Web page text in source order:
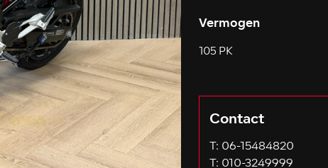
Vermogen
105 PK
Contact
T: 06-15484820
T: 010-3249999